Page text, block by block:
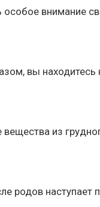
внимание
вы находитесь
из
родов наступает